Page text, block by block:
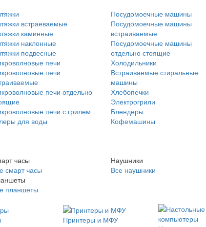
встраеваемые
каминные
наклонные
подвесные
печи
печи
печи отдельно
печи с грилем
для воды
Посудомоечные машины
Посудомоечные машины
встраиваемые
Посудомоечные машины
отдельно стоящие
Холодильники
Встраиваемые стиральные
машины
Хлебопечки
Электрогрили
Блендеры
Кофемашины
часы
смарт часы
планшеты
Наушники
Все наушники
Принтеры и МФУ